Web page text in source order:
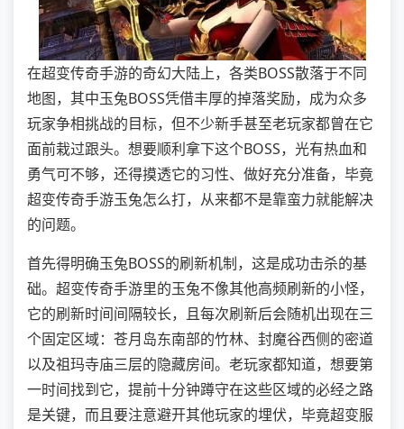
在超变传奇手游的奇幻大陆上，各类BOSS散落于不同
地图，其中玉兔BOSS凭借丰厚的掉落奖励，成为众多
玩家争相挑战的目标，但不少新手甚至老玩家都曾在它
面前栽过跟头。想要顺利拿下这个BOSS，光有热血和
勇气可不够，还得摸透它的习性、做好充分准备，毕竟
超变传奇手游玉兔怎么打，从来都不是靠蛮力就能解决
的问题。
首先得明确玉兔BOSS的刷新机制，这是成功击杀的基
础。超变传奇手游里的玉兔不像其他高频刷新的小怪，
它的刷新时间间隔较长，且每次刷新后会随机出现在三
个固定区域：苍月岛东南部的竹林、封魔谷西侧的密道
以及祖玛寺庙三层的隐藏房间。老玩家都知道，想要第
一时间找到它，提前十分钟蹲守在这些区域的必经之路
是关键，而且要注意避开其他玩家的埋伏，毕竟超变服